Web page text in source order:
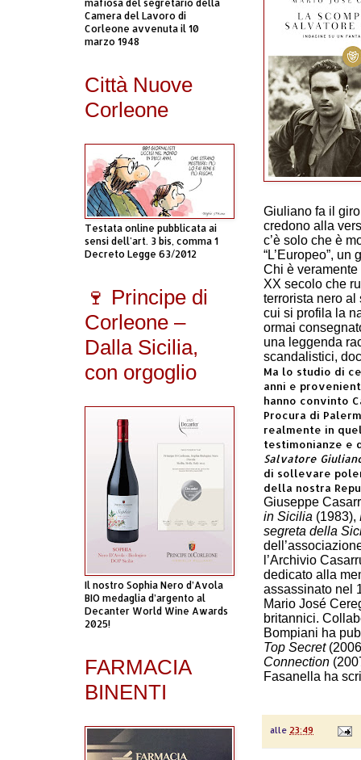
Giuliano fa il
credono alla
c’è solo che è
“L’Europeo”,
Chi è veramente
XX secolo che
terrorista nero
cui si profila la
ormai
una leggenda
scandalistici,
Ma lo studio di
anni e
hanno convinto
Procura di
realmente in
testimonianze e
Salvatore
di sollevare
della nostra
Giuseppe
in Sicilia (1983),
segreta della
l’Archivio
dedicato alla
assassinato nel
Mario José
britannici.
Bompiani ha
Top Secret
Connection
Fasanella ha
alle 23:49
mafiosa del segretario della
Camera del Lavoro di
Corleone avvenuta il 10
marzo 1948
Città Nuove
Corleone
Testata online pubblicata ai
sensi dell'art. 3 bis, comma 1
Decreto Legge 63/2012
🍷 Principe di
Corleone –
Dalla Sicilia,
con orgoglio
Il nostro Sophia Nero d’Avola
BIO medaglia d’argento al
Decanter World Wine Awards
2025!
FARMACIA
BINENTI